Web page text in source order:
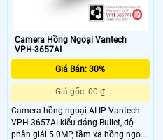
Camera Hồng Ngoại Vantech
VPH-3657AI
Giá Bán: 30%
Giá gốc: 00 ₫
Camera hồng ngoại AI IP Vantech
VPH-3657AI kiểu dáng Bullet, độ
phân giải 5.0MP, tầm xa hồng ngoại